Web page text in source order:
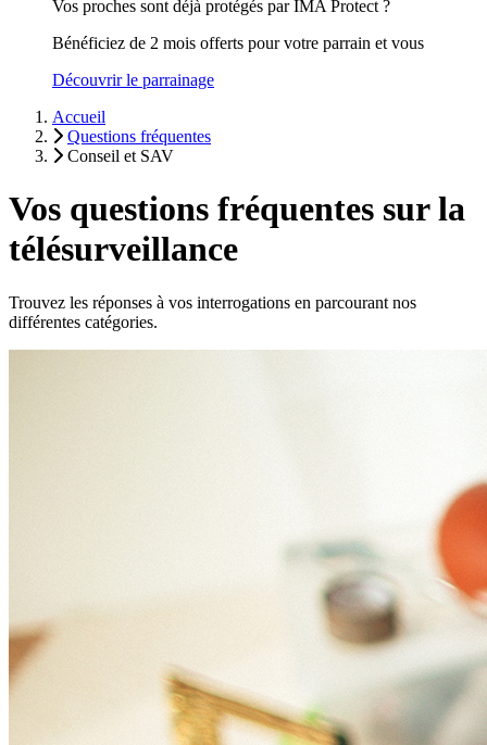
Vos proches sont déjà protégés par IMA Protect ?
Bénéficiez de 2 mois offerts pour votre parrain et vous
Découvrir le parrainage
Accueil
Questions fréquentes
Conseil et SAV
Vos questions fréquentes sur la
télésurveillance
Trouvez les réponses à vos interrogations en parcourant nos
différentes catégories.